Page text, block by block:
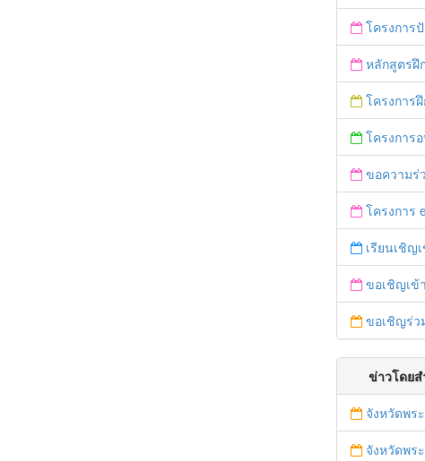
โครงการปัจฉิ
หลักสูตรฝึ
โครงการฝึกอบ
โครงการ
ขอความร่วมมือส่
โครงการ e-
เรียนเชิญเข้าร่วมโ
ขอเชิญเข้าร่วม
ขอเชิญร่วมเข้
ข่าวโดย
จังหวัดพระนครศรีอยุธยา บูรณาการหน่วยงานที่เกี่
จังหวัดพระนครศรีอยุธยา ปล่อยแถวตำ